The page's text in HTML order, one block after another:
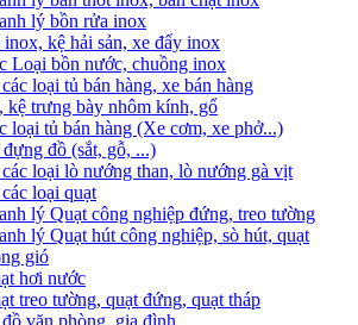
lý bồn rửa inox
kệ hải sản, xe đẩy inox
Loại bồn nước, chuồng inox
loại tủ bán hàng, xe bán hàng
kệ trưng bày nhôm kính, gổ
loại tủ bán hàng (Xe cơm, xe phở...)
đồ (sắt, gỗ, ...)
loại lò nướng than, lò nướng gà vịt
loại quạt
lý Quạt công nghiệp đứng, treo tường
lý Quạt hút công nghiệp, sò hút, quạt
gió
hơi nước
treo tường, quạt đứng, quạt tháp
văn phòng, gia đình